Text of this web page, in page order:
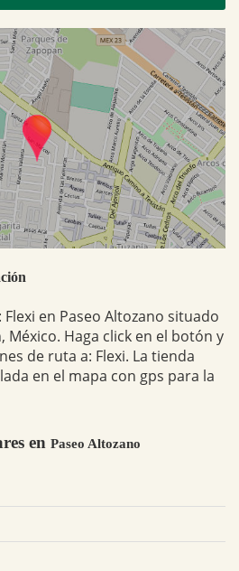
en Paseo Altozano situado
México. Haga click en el botón y
de ruta a: Flexi. La tienda
en el mapa con gps para la
en Paseo Altozano